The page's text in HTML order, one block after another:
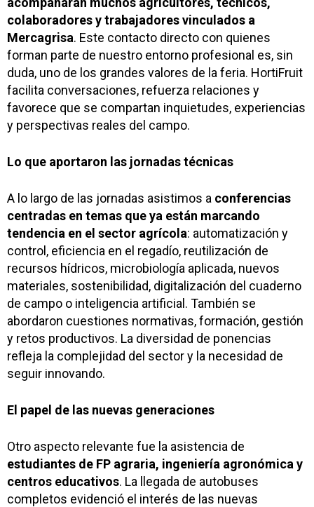
colaboradores y trabajadores vinculados a
Mercagrisa. Este contacto directo con quienes
forman parte de nuestro entorno profesional es, sin
duda, uno de los grandes valores de la feria. HortiFruit
facilita conversaciones, refuerza relaciones y
favorece que se compartan inquietudes, experiencias
y perspectivas reales del campo.
Lo que aportaron las jornadas técnicas
A lo largo de las jornadas asistimos a conferencias
centradas en temas que ya están marcando
tendencia en el sector agrícola: automatización y
control, eficiencia en el regadío, reutilización de
recursos hídricos, microbiología aplicada, nuevos
materiales, sostenibilidad, digitalización del cuaderno
de campo o inteligencia artificial. También se
abordaron cuestiones normativas, formación, gestión
y retos productivos. La diversidad de ponencias
refleja la complejidad del sector y la necesidad de
seguir innovando.
El papel de las nuevas generaciones
Otro aspecto relevante fue la asistencia de
estudiantes de FP agraria, ingeniería agronómica y
centros educativos. La llegada de autobuses
completos evidenció el interés de las nuevas